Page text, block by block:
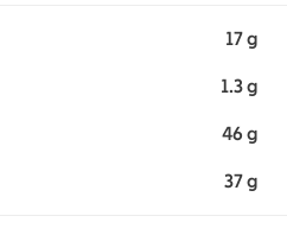
17 g
1.3 g
46 g
37 g